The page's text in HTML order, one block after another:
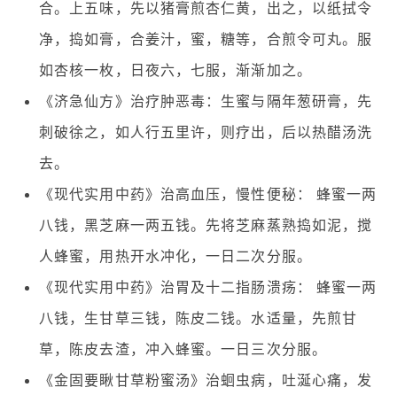
合。上五味，先以猪膏煎杏仁黄，出之，以纸拭令
净，捣如膏，合姜汁，蜜，糖等，合煎令可丸。服
如杏核一枚，日夜六，七服，渐渐加之。
《济急仙方》治疗肿恶毒：生蜜与隔年葱研膏，先
刺破徐之，如人行五里许，则疗出，后以热醋汤洗
去。
《现代实用中药》治高血压，慢性便秘： 蜂蜜一两
八钱，黑芝麻一两五钱。先将芝麻蒸熟捣如泥，搅
人蜂蜜，用热开水冲化，一日二次分服。
《现代实用中药》治胃及十二指肠溃疡： 蜂蜜一两
八钱，生甘草三钱，陈皮二钱。水适量，先煎甘
草，陈皮去渣，冲入蜂蜜。一日三次分服。
《金固要瞅甘草粉蜜汤》治蛔虫病，吐涎心痛，发